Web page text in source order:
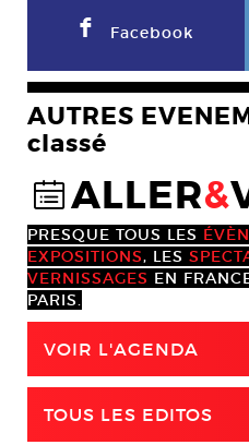
F Facebook
AUTRES
classé
@ALLER&
PRESQUE TOUS LES
EXPOSITIONS, LES
VERNISSAGES EN
PARIS.
VOIR L'AGENDA
TOUS LES EDITOS